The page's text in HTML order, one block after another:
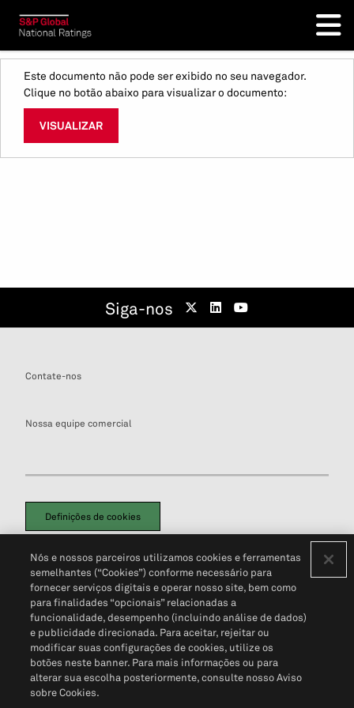
Este documento não pode ser exibido no seu navegador.
Clique no botão abaixo para visualizar o documento:
VISUALIZAR
Siga-nos
Contate-nos
Nossa equipe comercial
Definições de cookies
Política de PrivacidadePortal de privacidade do cliente (em inglês)
Não Venda Minhas Informações Pessoais© 2026 S&P Global
Nós e nossos parceiros utilizamos cookies e ferramentas
semelhantes (“Cookies”) conforme necessário para
fornecer serviços digitais e operar nosso site, bem como
para finalidades “opcionais” relacionadas a
funcionalidade, desempenho (incluindo análise de dados)
e publicidade direcionada. Para aceitar, rejeitar ou
modificar suas configurações de cookies, utilize os
botões neste banner. Para mais informações ou para
alterar sua escolha posteriormente, consulte nosso Aviso
sobre Cookies.